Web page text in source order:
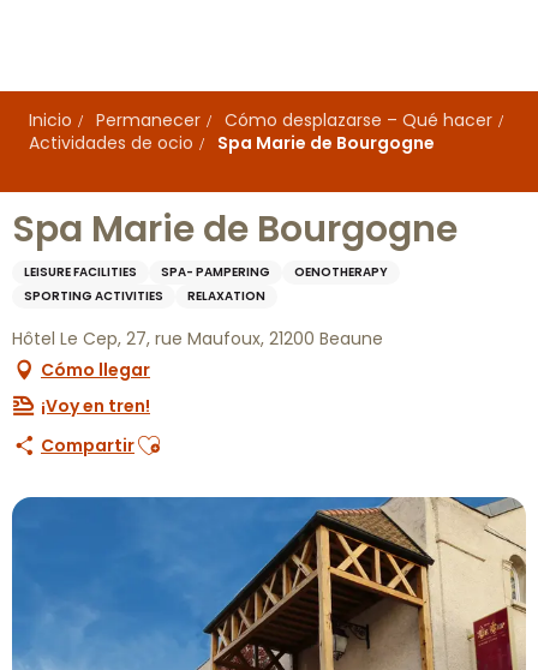
principal
Inicio
Permanecer
Cómo desplazarse – Qué hacer
Actividades de ocio
Spa Marie de Bourgogne
Spa Marie de Bourgogne
LEISURE FACILITIES SPA- PAMPERING
OENOTHERAPY
SPORTING ACTIVITIES
RELAXATION
Hôtel Le Cep, 27, rue Maufoux, 21200 Beaune
Cómo llegar
¡Voy en tren!
CompartirAjouter aux favoris